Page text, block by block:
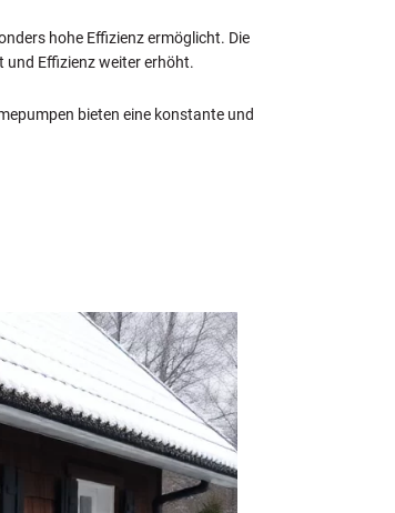
hohe Effizienz ermöglicht. Die
und Effizienz weiter erhöht.
bieten eine konstante und